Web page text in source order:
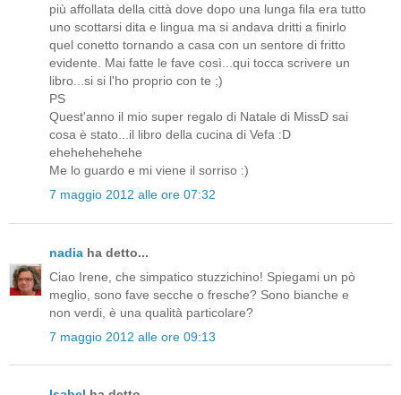
più affollata della città dove dopo una lunga fila era tutto
uno scottarsi dita e lingua ma si andava dritti a finirlo
quel conetto tornando a casa con un sentore di fritto
evidente. Mai fatte le fave così...qui tocca scrivere un
libro...si si l'ho proprio con te ;)
PS
Quest'anno il mio super regalo di Natale di MissD sai
cosa è stato...il libro della cucina di Vefa :D
ehehehehehehe
Me lo guardo e mi viene il sorriso :)
7 maggio 2012 alle ore 07:32
nadia ha detto...
Ciao Irene, che simpatico stuzzichino! Spiegami un pò
meglio, sono fave secche o fresche? Sono bianche e
non verdi, è una qualità particolare?
7 maggio 2012 alle ore 09:13